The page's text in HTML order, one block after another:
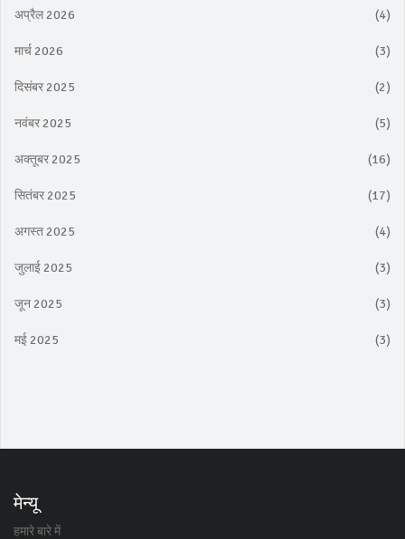
अप्रैल 2026 (4)
मार्च 2026 (3)
दिसंबर 2025 (2)
नवंबर 2025 (5)
अक्तूबर 2025 (16)
सितंबर 2025 (17)
अगस्त 2025 (4)
जुलाई 2025 (3)
जून 2025 (3)
मई 2025 (3)
मेन्यू
हमारे बारे में